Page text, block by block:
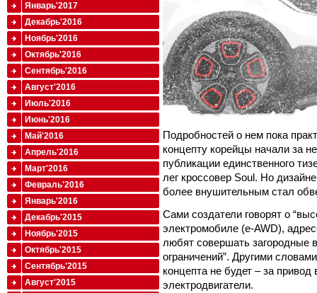
Подробностей о нем пока
концепту корейцы начали за
публикации единственного
лег кроссовер Soul. Но
более внушительным стал
Сами создатели говорят о
электромобиле (e-AWD),
любят совершать загородные
ограничений”. Другими
концепта не будет – за привод
электродвигатели.
Январь'2017
Декабрь'2016
Ноябрь'2016
Октябрь'2016
Сентябрь'2016
Август'2016
Июль'2016
Июнь'2016
Май'2016
Апрель'2016
Март'2016
Февраль'2016
Январь'2016
Декабрь'2015
Ноябрь'2015
Октябрь'2015
Сентябрь'2015
Август'2015